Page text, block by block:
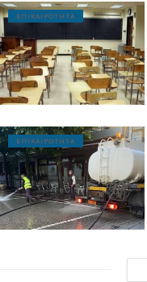
ΕΠΙΚΑΙΡΟΤΗΤΑ
ΕΠΙΚΑΙΡΟΤΗΤΑ